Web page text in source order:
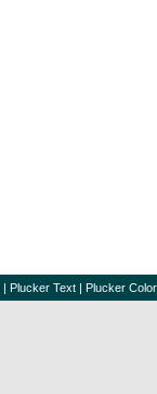
| Plucker Text | Plucker Color